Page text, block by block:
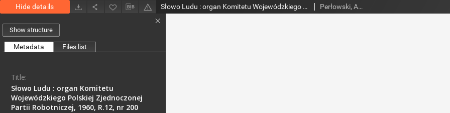
Hide details Słowo Ludu : organ Komitetu Wojewódzkiego Polskiej Zjednoczonej Partii Robotniczej, 1960, R.12, nr 200 Perłowski, Adam. Red.
Show structure
Metadata Files list
Title:
Słowo Ludu : organ Komitetu
Wojewódzkiego Polskiej Zjednoczonej
Partii Robotniczej, 1960, R.12, nr 200